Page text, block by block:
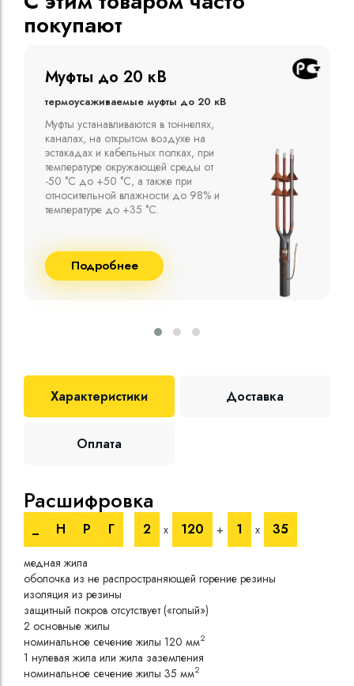
покупают
Муфты до 10 кВ
Термоусаживаемые муфты до 10 кВ
Компания ООО "Москабельторг"
предлагает, как соединительные
термоусаживаемые муфты на кабель
напряжением до 10 кВ с изоляцией
из маслопропитанной бумаги и
сшитого полиэтилена собственного
производства
Подробнее
Характеристики Доставка
Оплата
Расшифровка
Н Р Г 2 х 120 + 1 х 35
медная жила
оболочка из не распространяющей горение резины
изоляция из резины
защитный покров отсутствует («голый»)
2 основные жилы
номинальное сечение жилы 120 мм2
1 нулевая жила или жила заземления
номинальное сечение жилы 35 мм2